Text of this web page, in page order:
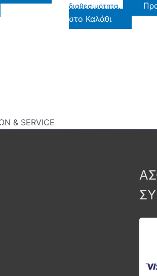
διαθεσιμότητα.
στο Καλάθι
& SERVICE